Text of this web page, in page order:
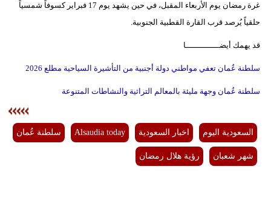
غرة رمضان يوم الأربعاء المقبل، في حين يشهد يوم 17 فبراير كسوفاً شمسياً
حلقياً يُرصد قرب القارة القطبية الجنوبية.
قد يهمك أيضــــــــــــــا
سلطنة عُمان تعفي مواطني دولة أجنبية من التأشيرة السياحية مطلع 2026
سلطنة عُمان وجهة مليئة بالمعالم التراثية والنشاطات المتنوعة
السعودية اليوم اخبار السعودية Alsaudia today سلطنة عُمان
شهر شعبان رؤية هلال رمضان